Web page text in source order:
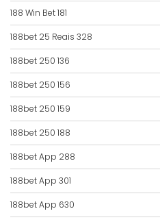
188 Win Bet 181
188bet 25 Reais 328
188bet 250 136
188bet 250 156
188bet 250 159
188bet 250 188
188bet App 288
188bet App 301
188bet App 630